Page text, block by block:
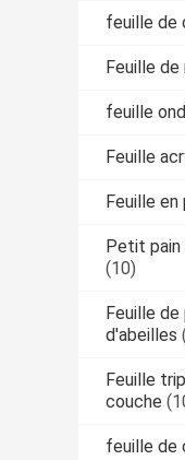
feuille de
Feuille
feuille
Feuille
Feuille
Petit
(10)
Feuille
d'abeilles
Feuille
couche
feuille de